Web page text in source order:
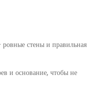
стены и правильная
и основание, чтобы не